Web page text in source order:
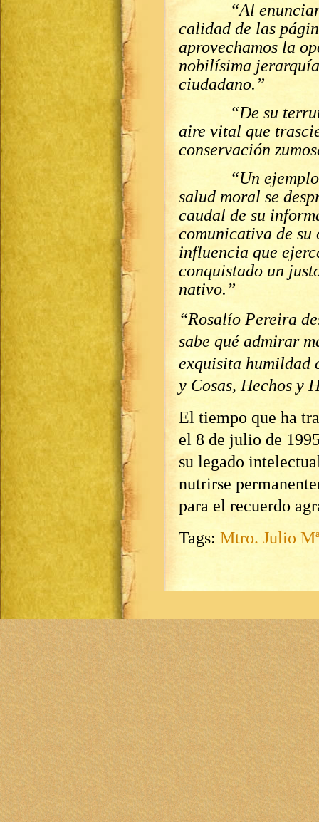
“Al enunciar
calidad de las
aprovechamos la
nobilísima
ciudadano.”
“De su terruño
aire vital que
conservación
“Un ejemplo de
salud moral se
caudal de su
comunicativa de
influencia que
conquistado un
nativo.”
“Rosalío Pereira
sabe qué admirar
exquisita humildad
y Cosas, Hechos y
El tiempo que ha
el 8 de julio de
su legado
nutrirse
para el recuerdo
Tags: Mtro. Julio